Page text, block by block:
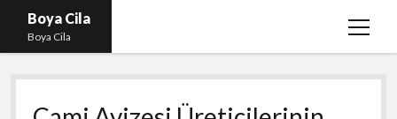
Boya Cila
Boya Cila
menüyü
En İyi Tiktok Takipçi Hilesi